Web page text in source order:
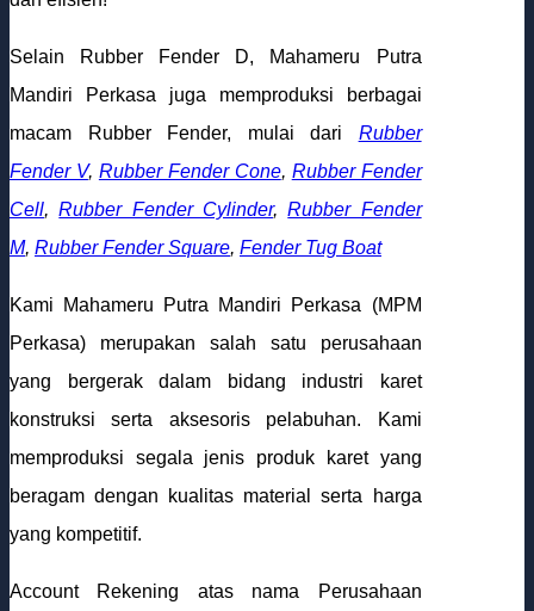
Selain Rubber Fender D, Mahameru Putra
Mandiri Perkasa juga memproduksi berbagai
macam Rubber Fender, mulai dari
Rubber
Fender V, Rubber Fender Cone, Rubber Fender
Cell, Rubber Fender Cylinder, Rubber Fender
M, Rubber Fender Square, Fender Tug Boat
Kami Mahameru Putra Mandiri Perkasa (MPM
Perkasa) merupakan salah satu perusahaan
yang bergerak dalam bidang industri karet
konstruksi serta aksesoris pelabuhan. Kami
memproduksi segala jenis produk karet yang
beragam dengan kualitas material serta harga
yang kompetitif.
Account Rekening atas nama Perusahaan